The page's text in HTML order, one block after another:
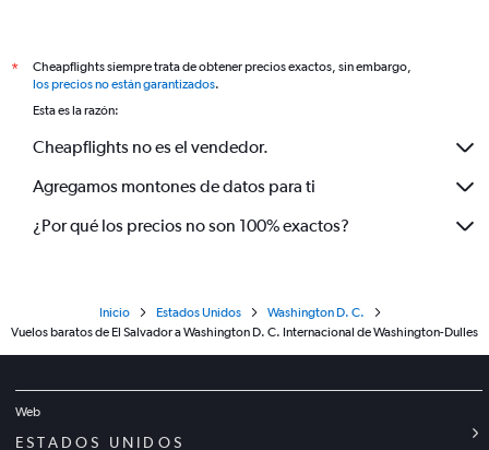
*
Cheapflights siempre trata de obtener precios exactos, sin embargo,
los precios no están garantizados.
Esta es la razón:
Cheapflights no es el vendedor.
Agregamos montones de datos para ti
¿Por qué los precios no son 100% exactos?
Inicio Estados Unidos
Washington D. C.
Vuelos baratos de El Salvador a Washington D. C. Internacional de Washington-Dulles
Web
ESTADOS UNIDOS